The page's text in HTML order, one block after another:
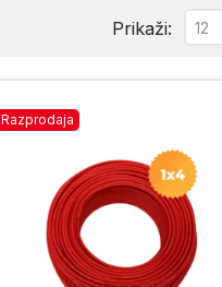
Prikaži:
Razprodaja